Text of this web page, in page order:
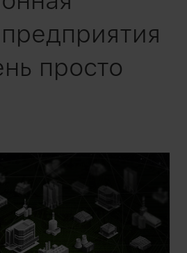
просто